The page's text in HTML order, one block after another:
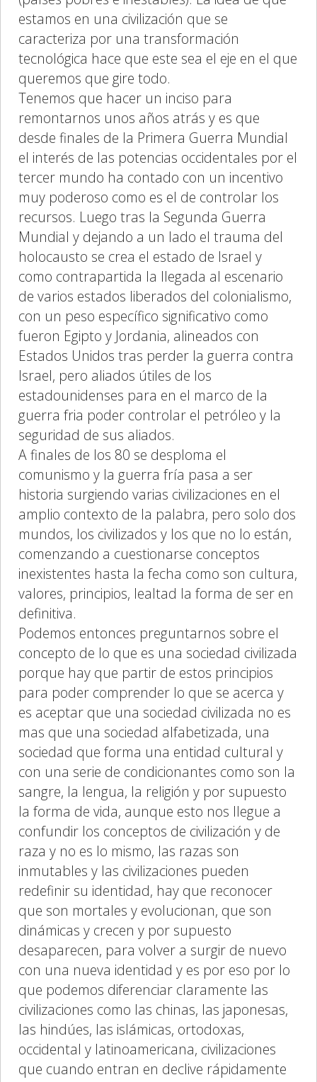
estamos en una civilización que se
caracteriza por una transformación
tecnológica hace que este sea el eje en el que
queremos que gire todo.
Tenemos que hacer un inciso para
remontarnos unos años atrás y es que
desde finales de la Primera Guerra Mundial
el interés de las potencias occidentales por el
tercer mundo ha contado con un incentivo
muy poderoso como es el de controlar los
recursos. Luego tras la Segunda Guerra
Mundial y dejando a un lado el trauma del
holocausto se crea el estado de Israel y
como contrapartida la llegada al escenario
de varios estados liberados del colonialismo,
con un peso específico significativo como
fueron Egipto y Jordania, alineados con
Estados Unidos tras perder la guerra contra
Israel, pero aliados útiles de los
estadounidenses para en el marco de la
guerra fria poder controlar el petróleo y la
seguridad de sus aliados.
A finales de los 80 se desploma el
comunismo y la guerra fría pasa a ser
historia surgiendo varias civilizaciones en el
amplio contexto de la palabra, pero solo dos
mundos, los civilizados y los que no lo están,
comenzando a cuestionarse conceptos
inexistentes hasta la fecha como son cultura,
valores, principios, lealtad la forma de ser en
definitiva.
Podemos entonces preguntarnos sobre el
concepto de lo que es una sociedad civilizada
porque hay que partir de estos principios
para poder comprender lo que se acerca y
es aceptar que una sociedad civilizada no es
mas que una sociedad alfabetizada, una
sociedad que forma una entidad cultural y
con una serie de condicionantes como son la
sangre, la lengua, la religión y por supuesto
la forma de vida, aunque esto nos llegue a
confundir los conceptos de civilización y de
raza y no es lo mismo, las razas son
inmutables y las civilizaciones pueden
redefinir su identidad, hay que reconocer
que son mortales y evolucionan, que son
dinámicas y crecen y por supuesto
desaparecen, para volver a surgir de nuevo
con una nueva identidad y es por eso por lo
que podemos diferenciar claramente las
civilizaciones como las chinas, las japonesas,
las hindúes, las islámicas, ortodoxas,
occidental y latinoamericana, civilizaciones
que cuando entran en declive rápidamente